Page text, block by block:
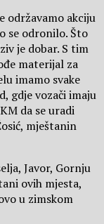
održavamo akciju
se odronilo. Što
je dobar. S tim
materijal za
imamo svake
gdje vozači imaju
da se uradi
mještanin
Javor, Gornju
ovih mjesta,
u zimskom